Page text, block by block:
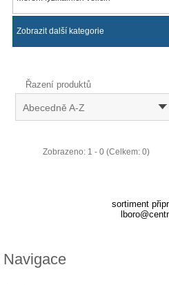
Zobrazit další kategorie
Řazení produktů
Abecedně A-Z
Zobrazeno: 1 - 0 (Celkem: 0)
sortiment
Navigace